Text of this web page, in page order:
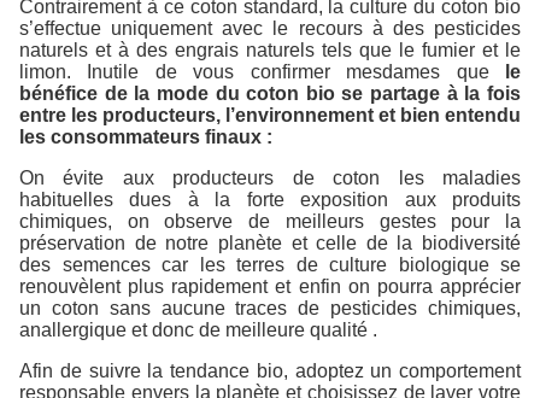
Contrairement à ce coton standard, la culture du coton bio
s’effectue uniquement avec le recours à des pesticides
naturels et à des engrais naturels tels que le fumier et le
limon. Inutile de vous confirmer mesdames que
le
bénéfice de la mode du coton bio se partage à la fois
entre les producteurs, l’environnement et bien entendu
les consommateurs finaux :
On évite aux producteurs de coton les maladies
habituelles dues à la forte exposition aux produits
chimiques, on observe de meilleurs gestes pour la
préservation de notre planète et celle de la biodiversité
des semences car les terres de culture biologique se
renouvèlent plus rapidement et enfin on pourra apprécier
un coton sans aucune traces de pesticides chimiques,
anallergique et donc de meilleure qualité .
Afin de suivre la tendance bio, adoptez un comportement
responsable envers la planète et choisissez de laver votre